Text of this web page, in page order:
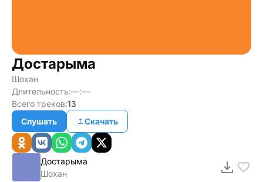
Достарыма
Шохан
Длительность:—:—
Всего треков:13
Слушать
Скачать
Достарыма
Шохан